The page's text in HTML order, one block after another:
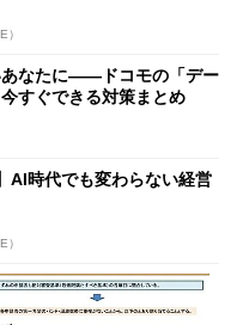
）
あなたに――ドコモの「デー
すぐできる対策まとめ
AI時代でも変わらない経営
）